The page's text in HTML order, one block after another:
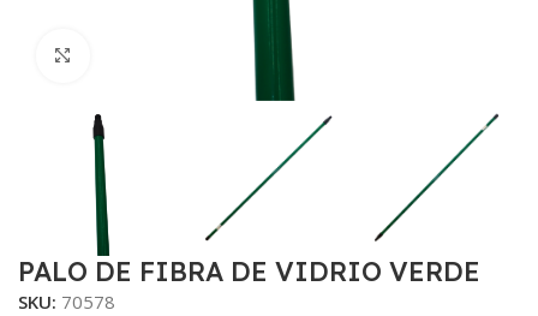
PALO DE FIBRA DE VIDRIO VERDE
SKU: 70578